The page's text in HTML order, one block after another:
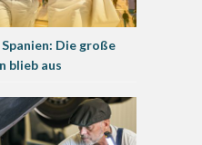
Die große
blieb aus